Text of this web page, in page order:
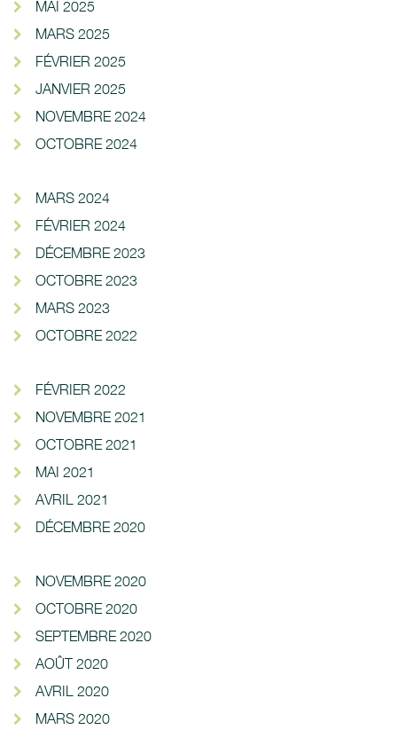
MAI 2025
MARS 2025
FÉVRIER 2025
JANVIER 2025
NOVEMBRE 2024
OCTOBRE 2024
MARS 2024
FÉVRIER 2024
DÉCEMBRE 2023
OCTOBRE 2023
MARS 2023
OCTOBRE 2022
FÉVRIER 2022
NOVEMBRE 2021
OCTOBRE 2021
MAI 2021
AVRIL 2021
DÉCEMBRE 2020
NOVEMBRE 2020
OCTOBRE 2020
SEPTEMBRE 2020
AOÛT 2020
AVRIL 2020
MARS 2020